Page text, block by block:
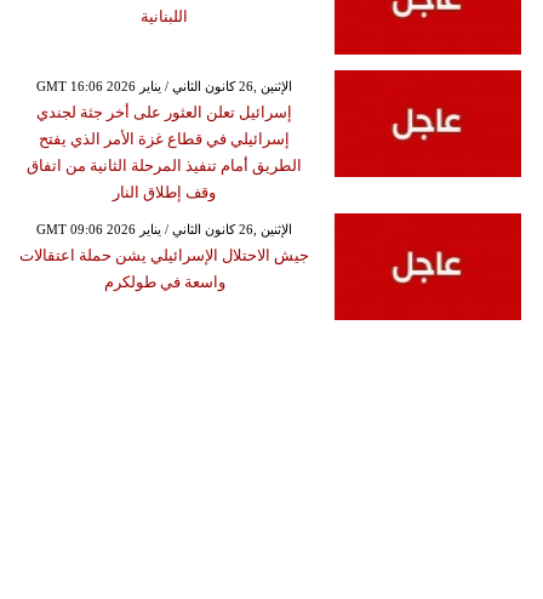
اللبنانية
GMT 16:06 2026 الإثنين ,26 كانون الثاني / يناير
إسرائيل تعلن العثور على أخر جثة لجندي
إسرائيلي في قطاع غزة الأمر الذي يفتح
الطريق أمام تنفيذ المرحلة الثانية من اتفاق
وقف إطلاق النار
GMT 09:06 2026 الإثنين ,26 كانون الثاني / يناير
جيش الاحتلال الإسرائيلي يشن حملة اعتقالات
واسعة في طولكرم